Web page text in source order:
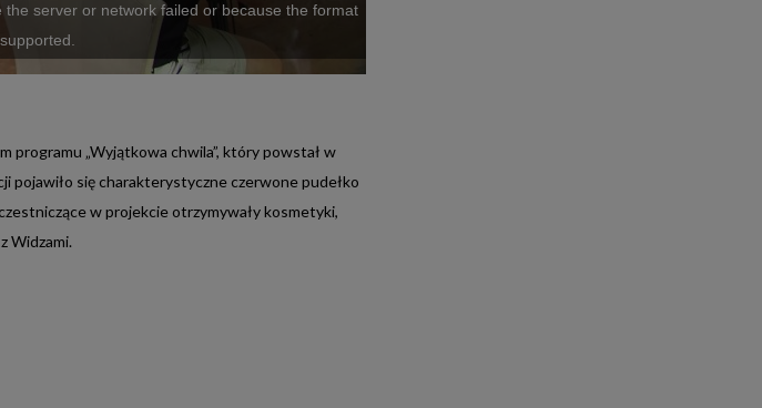
server or network failed or because the format
programu „Wyjątkowa chwila”, który powstał w
pojawiło się charakterystyczne czerwone pudełko
w projekcie otrzymywały kosmetyki,
Widzami.